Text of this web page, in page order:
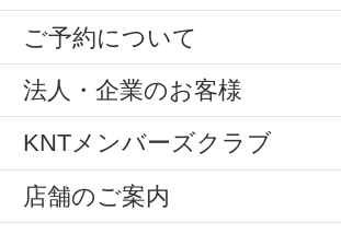
ご予約について
法人・企業のお客様
KNTメンバーズクラブ
店舗のご案内